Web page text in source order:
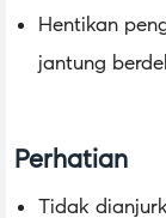
Hentikan
jantung
Perhatian
Tidak